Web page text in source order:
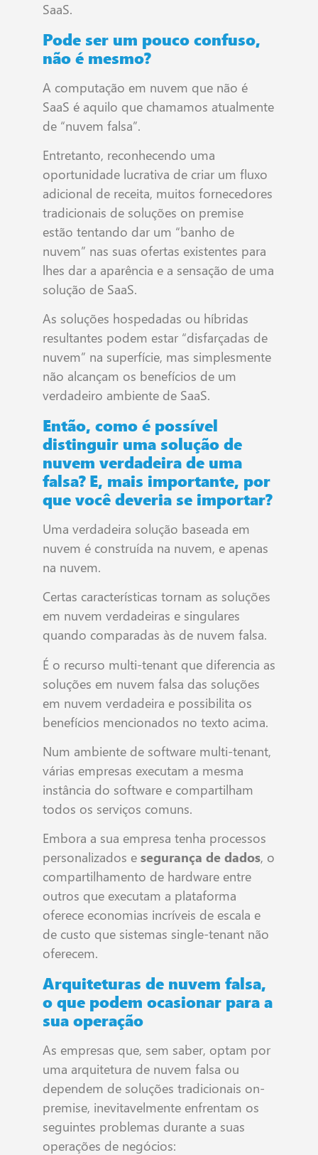
SaaS.
Pode ser um pouco confuso,
não é mesmo?
A computação em nuvem que não é
SaaS é aquilo que chamamos atualmente
de “nuvem falsa”.
Entretanto, reconhecendo uma
oportunidade lucrativa de criar um fluxo
adicional de receita, muitos fornecedores
tradicionais de soluções on premise
estão tentando dar um “banho de
nuvem” nas suas ofertas existentes para
lhes dar a aparência e a sensação de uma
solução de SaaS.
As soluções hospedadas ou híbridas
resultantes podem estar “disfarçadas de
nuvem” na superfície, mas simplesmente
não alcançam os benefícios de um
verdadeiro ambiente de SaaS.
Então, como é possível
distinguir uma solução de
nuvem verdadeira de uma
falsa? E, mais importante, por
que você deveria se importar?
Uma verdadeira solução baseada em
nuvem é construída na nuvem, e apenas
na nuvem.
Certas características tornam as soluções
em nuvem verdadeiras e singulares
quando comparadas às de nuvem falsa.
É o recurso multi-tenant que diferencia as
soluções em nuvem falsa das soluções
em nuvem verdadeira e possibilita os
benefícios mencionados no texto acima.
Num ambiente de software multi-tenant,
várias empresas executam a mesma
instância do software e compartilham
todos os serviços comuns.
Embora a sua empresa tenha processos
personalizados e segurança de dados, o
compartilhamento de hardware entre
outros que executam a plataforma
oferece economias incríveis de escala e
de custo que sistemas single-tenant não
oferecem.
Arquiteturas de nuvem falsa,
o que podem ocasionar para a
sua operação
As empresas que, sem saber, optam por
uma arquitetura de nuvem falsa ou
dependem de soluções tradicionais on-
premise, inevitavelmente enfrentam os
seguintes problemas durante a suas
operações de negócios: